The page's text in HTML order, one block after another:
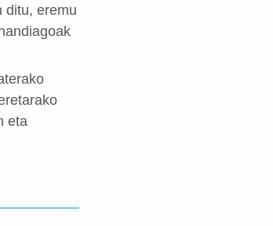
ditu, eremu
eta